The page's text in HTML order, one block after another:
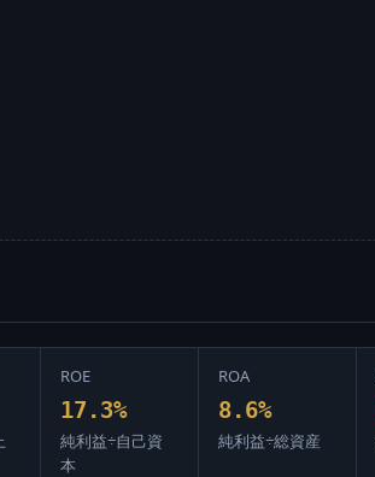
ROE
17.3%
純利益÷自己資
本
ROA
8.6%
純利益÷総資産